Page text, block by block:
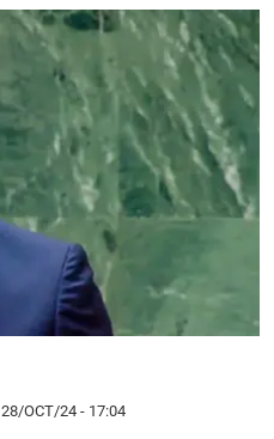
28/OCT/24 - 17:04